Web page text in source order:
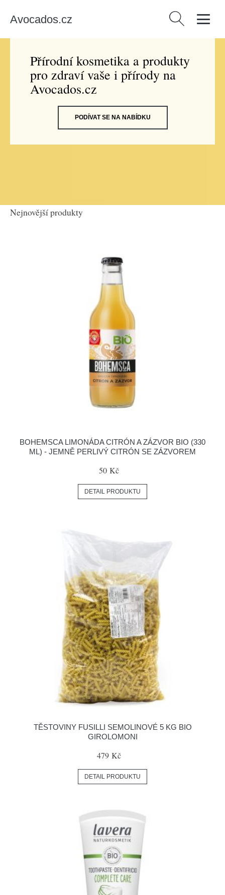
Avocados.cz Vyhledávání
Přírodní kosmetika a produkty
pro zdraví vaše i přírody na
Avocados.cz
PODÍVAT SE NA NABÍDKU
Nejnovější produkty
BOHEMSCA LIMONÁDA CITRÓN A ZÁZVOR BIO (330
ML) - JEMNĚ PERLIVÝ CITRÓN SE ZÁZVOREM
50 Kč
DETAIL PRODUKTU
TĚSTOVINY FUSILLI SEMOLINOVÉ 5 KG BIO
GIROLOMONI
479 Kč
DETAIL PRODUKTU